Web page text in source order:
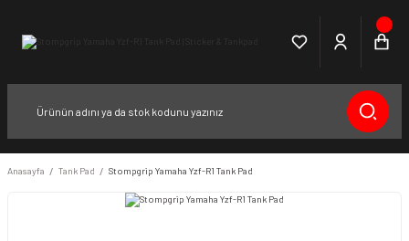
Anasayfa Tank Pad Stompgrip Yamaha Yzf-R1 Tank Pad